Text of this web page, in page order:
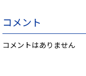
コメント
コメントはありません